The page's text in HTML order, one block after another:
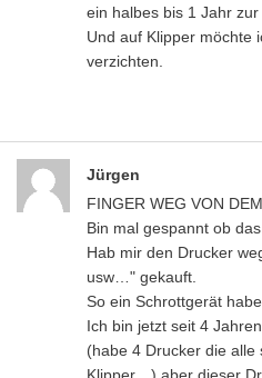
ein halbes bis 1 Jahr
Und auf Klipper möchte
verzichten.
Jürgen
FINGER WEG VON
Bin mal gespannt ob
Hab mir den Drucker
usw…" gekauft.
So ein Schrottgerät
Ich bin jetzt seit 4
(habe 4 Drucker die
Klipper…) aber dieser